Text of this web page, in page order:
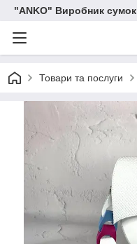
"ANKO" Виробник сумок
Товари та послуги